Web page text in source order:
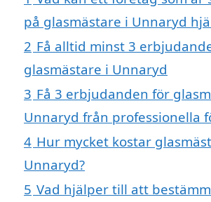
på glasmästare i Unnaryd
2 Få alltid minst 3
glasmästare i Unnaryd
3 Få 3 erbjudanden för
Unnaryd från professionella
4 Hur mycket kostar
Unnaryd?
5 Vad hjälper till att